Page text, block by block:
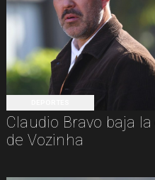
Claudio Bravo baja
de Vozinha